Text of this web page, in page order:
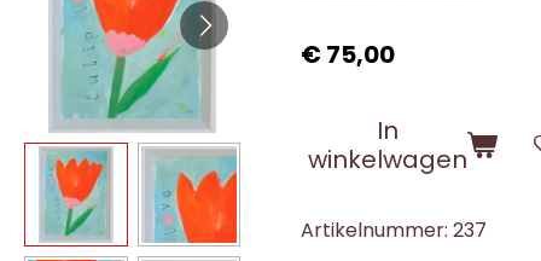
€ 75,00
In
winkelwagen
Artikelnummer: 237